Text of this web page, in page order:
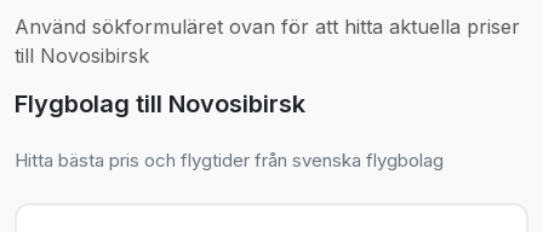
Använd sökformuläret ovan för att hitta aktuella priser
till Novosibirsk
Flygbolag till Novosibirsk
Hitta bästa pris och flygtider från svenska flygbolag